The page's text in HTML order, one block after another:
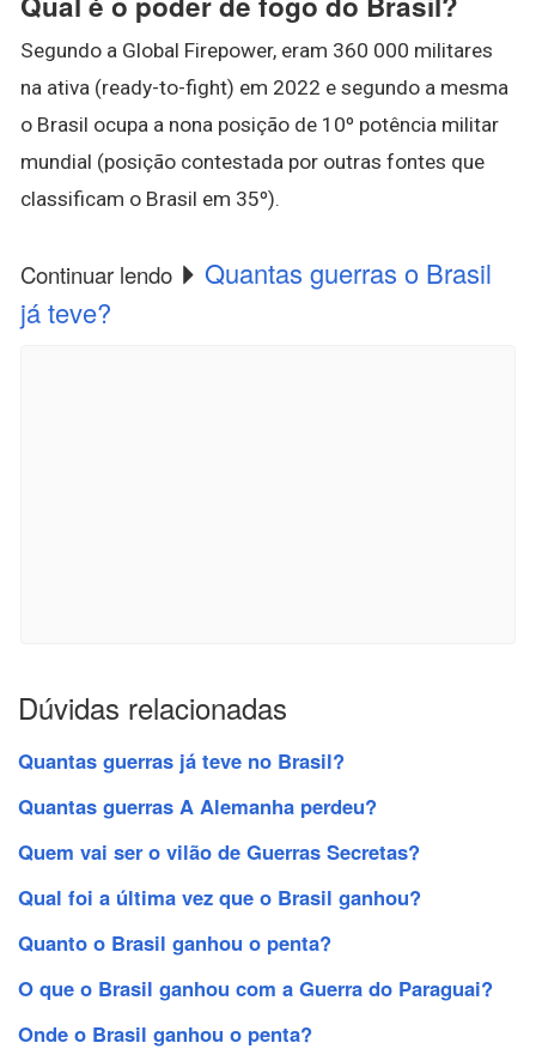
Segundo a Global Firepower, eram 360 000 militares
na ativa (ready-to-fight) em 2022 e segundo a mesma
o Brasil ocupa a nona posição de 10º potência militar
mundial (posição contestada por outras fontes que
classificam o Brasil em 35º).
Continuar lendo
Quantas guerras o Brasil
já teve?
Dúvidas relacionadas
Quantas guerras já teve no Brasil?
Quantas guerras A Alemanha perdeu?
Quem vai ser o vilão de Guerras Secretas?
Qual foi a última vez que o Brasil ganhou?
Quanto o Brasil ganhou o penta?
O que o Brasil ganhou com a Guerra do Paraguai?
Onde o Brasil ganhou o penta?